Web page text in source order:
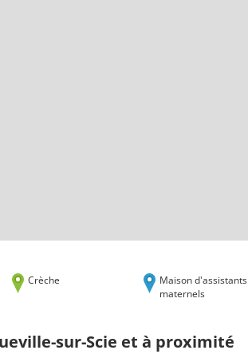
Crèche
Maison d'assistants
maternels
sur-Scie et à proximité